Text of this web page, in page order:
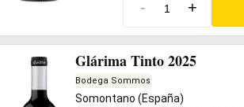
- +
Glárima Tinto 2025
Bodega Sommos
Somontano (España)